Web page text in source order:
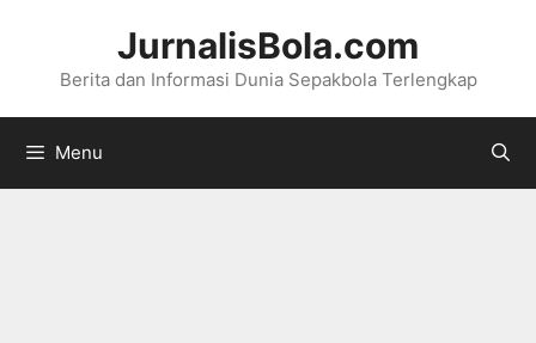
JurnalisBola.com
Berita dan Informasi Dunia Sepakbola Terlengkap
Menu